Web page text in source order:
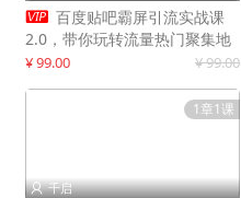
 百度贴吧霸屏引流实战课
2.0，带你玩转流量热门聚集地
¥ 99.00 ¥ 99.00
1章1课
 千启